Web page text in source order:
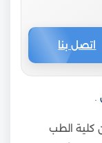
اتصل بنا
كلية الطب